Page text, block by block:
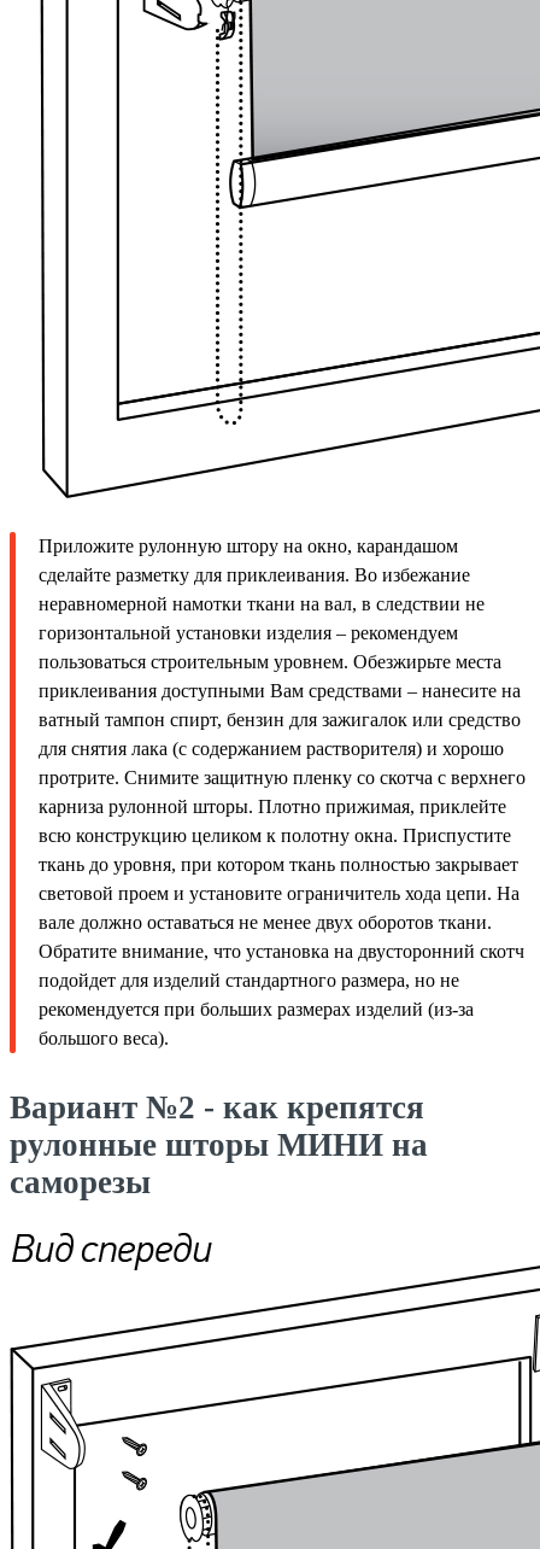
Приложите рулонную штору на окно, карандашом
сделайте разметку для приклеивания. Во избежание
неравномерной намотки ткани на вал, в следствии не
горизонтальной установки изделия – рекомендуем
пользоваться строительным уровнем. Обезжирьте места
приклеивания доступными Вам средствами – нанесите на
ватный тампон спирт, бензин для зажигалок или средство
для снятия лака (с содержанием растворителя) и хорошо
протрите. Снимите защитную пленку со скотча с верхнего
карниза рулонной шторы. Плотно прижимая, приклейте
всю конструкцию целиком к полотну окна. Приспустите
ткань до уровня, при котором ткань полностью закрывает
световой проем и установите ограничитель хода цепи. На
вале должно оставаться не менее двух оборотов ткани.
Обратите внимание, что установка на двусторонний скотч
подойдет для изделий стандартного размера, но не
рекомендуется при больших размерах изделий (из-за
большого веса).
Вариант №2 - как крепятся
рулонные шторы МИНИ на
саморезы